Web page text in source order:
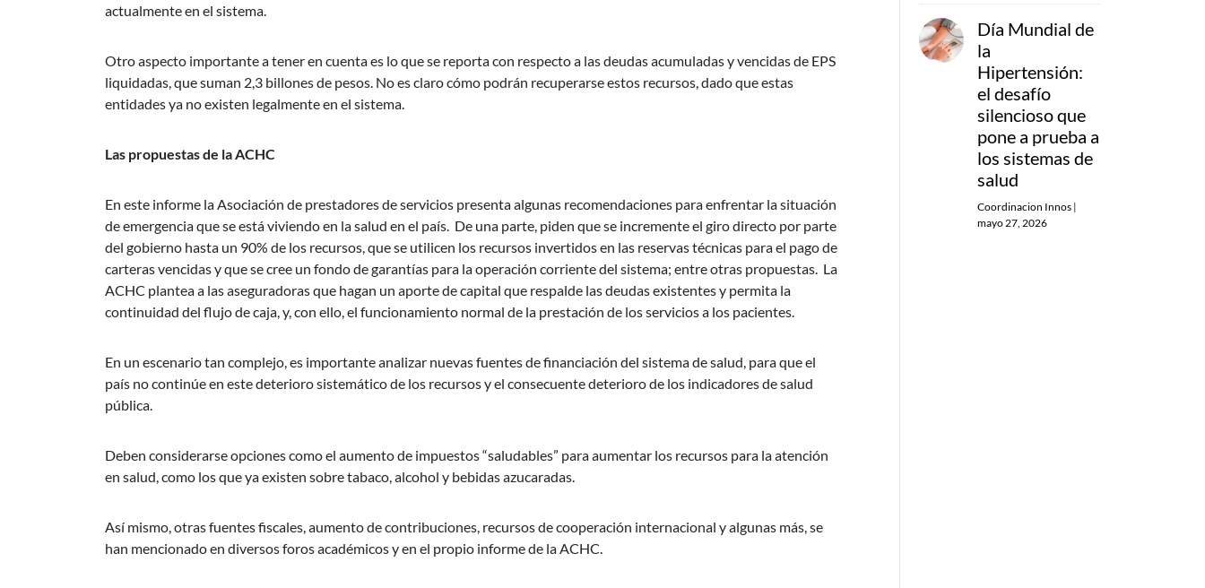
actualmente en el sistema.
Otro aspecto importante a tener en cuenta es lo que se reporta con respecto a las deudas acumuladas y vencidas de EPS
liquidadas, que suman 2,3 billones de pesos. No es claro cómo podrán recuperarse estos recursos, dado que estas
entidades ya no existen legalmente en el sistema.
Las propuestas de la ACHC
En este informe la Asociación de prestadores de servicios presenta algunas recomendaciones para enfrentar la situación
de emergencia que se está viviendo en la salud en el país. De una parte, piden que se incremente el giro directo por parte
del gobierno hasta un 90% de los recursos, que se utilicen los recursos invertidos en las reservas técnicas para el pago de
carteras vencidas y que se cree un fondo de garantías para la operación corriente del sistema; entre otras propuestas. La
ACHC plantea a las aseguradoras que hagan un aporte de capital que respalde las deudas existentes y permita la
continuidad del flujo de caja, y, con ello, el funcionamiento normal de la prestación de los servicios a los pacientes.
En un escenario tan complejo, es importante analizar nuevas fuentes de financiación del sistema de salud, para que el
país no continúe en este deterioro sistemático de los recursos y el consecuente deterioro de los indicadores de salud
pública.
Deben considerarse opciones como el aumento de impuestos “saludables” para aumentar los recursos para la atención
en salud, como los que ya existen sobre tabaco, alcohol y bebidas azucaradas.
Así mismo, otras fuentes fiscales, aumento de contribuciones, recursos de cooperación internacional y algunas más, se
han mencionado en diversos foros académicos y en el propio informe de la ACHC.
Día Mundial de
la
Hipertensión:
el desafío
silencioso que
pone a prueba a
los sistemas de
salud
Coordinacion Innos |
mayo 27, 2026